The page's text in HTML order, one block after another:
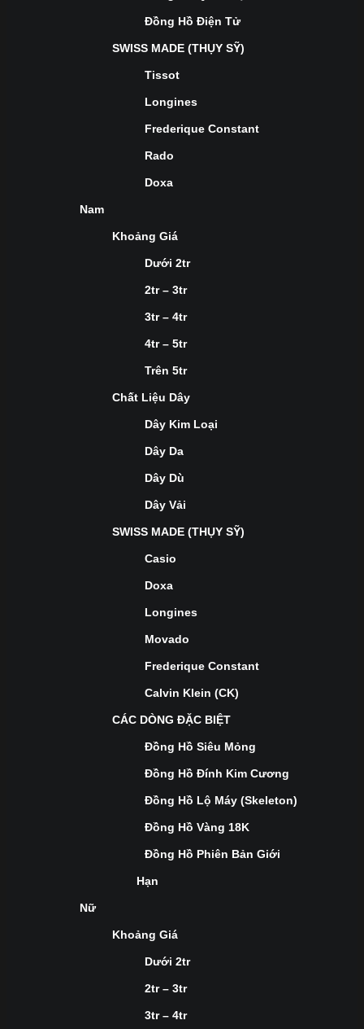
Đồng Hồ Điện Tử
SWISS MADE (THỤY SỸ)
Tissot
Longines
Frederique Constant
Rado
Doxa
Nam
Khoảng Giá
Dưới 2tr
2tr – 3tr
3tr – 4tr
4tr – 5tr
Trên 5tr
Chất Liệu Dây
Dây Kim Loại
Dây Da
Dây Dù
Dây Vải
SWISS MADE (THỤY SỸ)
Casio
Doxa
Longines
Movado
Frederique Constant
Calvin Klein (CK)
CÁC DÒNG ĐẶC BIỆT
Đồng Hồ Siêu Mỏng
Đồng Hồ Đính Kim Cương
Đồng Hồ Lộ Máy (Skeleton)
Đồng Hồ Vàng 18K
Đồng Hồ Phiên Bản Giới
Hạn
Nữ
Khoảng Giá
Dưới 2tr
2tr – 3tr
3tr – 4tr